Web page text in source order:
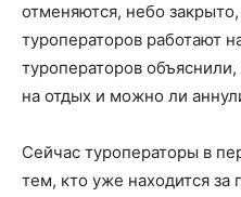
отменяются, небо
туроператоров работают
туроператоров объяснили,
на отдых и можно ли
Сейчас туроператоры в
тем, кто уже находится за